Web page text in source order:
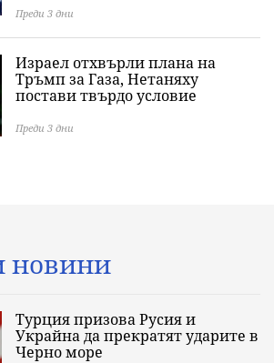
Преди 3 дни
Израел отхвърли плана на
Тръмп за Газа, Нетаняху
постави твърдо условие
Преди 3 дни
новини
Турция призова Русия и
Украйна да прекратят ударите в
Черно море